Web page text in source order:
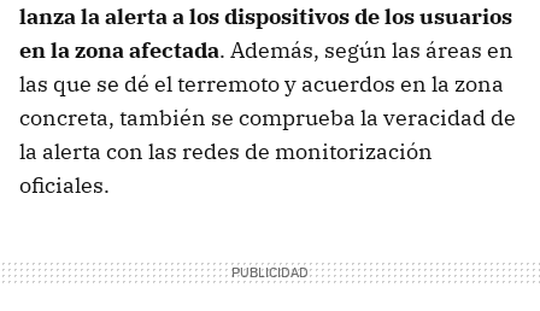
lanza la alerta a los dispositivos de los usuarios
en la zona afectada. Además, según las áreas en
las que se dé el terremoto y acuerdos en la zona
concreta, también se comprueba la veracidad de
la alerta con las redes de monitorización
oficiales.